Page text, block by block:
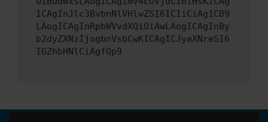
ICAgInJlc3BvbnNlVHlwZSI6ICIiCiAgICB9
LAogICAgInRpbWVvdXQiOiAwLAogICAgInBy
b2dyZXNzIjogbnVsbCwKICAgICJyaXNreSI6
IGZhbHNlCiAgfQp9